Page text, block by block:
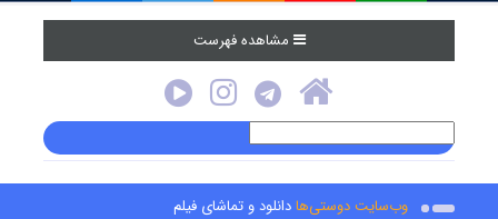
مشاهده فهرست
وب‌سایت دوستی‌هادانلود و تماشای فیلم